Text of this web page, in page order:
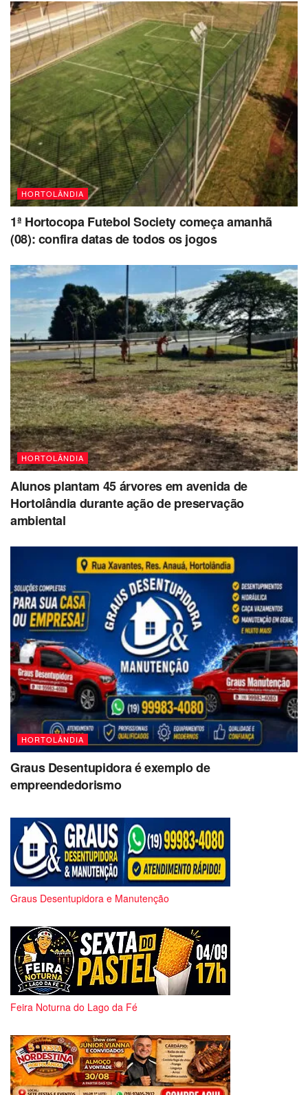
HORTOLÂNDIA
1ª Hortocopa Futebol Society começa amanhã
(08): confira datas de todos os jogos
HORTOLÂNDIA
Alunos plantam 45 árvores em avenida de
Hortolândia durante ação de preservação
ambiental
HORTOLÂNDIA
Graus Desentupidora é exemplo de
empreendedorismo
Graus Desentupidora e Manutenção
Feira Noturna do Lago da Fé